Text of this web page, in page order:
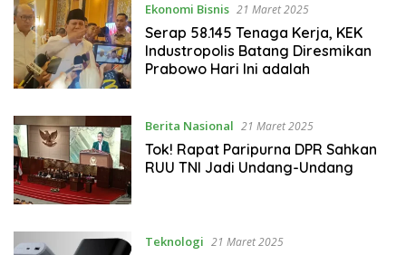
Ekonomi Bisnis 21 Maret 2025
Serap 58.145 Tenaga Kerja, KEK
Industropolis Batang Diresmikan
Prabowo Hari Ini adalah
Berita Nasional 21 Maret 2025
Tok! Rapat Paripurna DPR Sahkan
RUU TNI Jadi Undang-Undang
Teknologi 21 Maret 2025